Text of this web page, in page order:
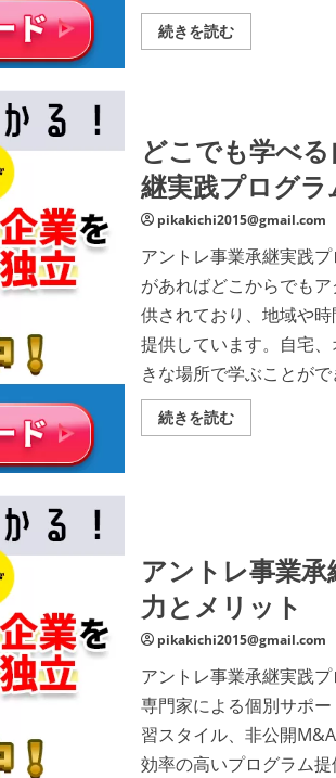
ト
レ
の
の
詳
細
を
ご
覧
だ
さ
い
続きを読む一
緒
成
長
す
る
–
ア
ン
レ
業
継
実
践
プ
ロ
ラ
の
ィ
の
詳
細
を
覧
く
だ
さ
い
どこでも学べ
継実践プログ
pikakichi2015@gmail.com
アントレ事業承継実践
があればどこからでも
供されており、地域や
提供しています。自宅
きな場所で学ぶことがで
続きを読むど
こ
ア
ン
ト
レ
業
継
実
践
プ
ロ
グ
ラ
アントレ事業
力とメリット
pikakichi2015@gmail.com
アントレ事業承継実践プ
専門家による個別サポ
習スタイル、非公開
効率の高いプログラム提